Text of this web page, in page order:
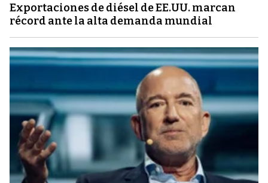
Exportaciones de diésel de EE.UU. marcan
récord ante la alta demanda mundial